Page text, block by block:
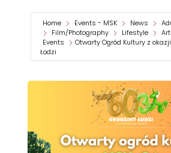
Home Events - MSK News
Film/Photography
Lifestyle Art
Events
Otwarty Ogród Kultury z
Łodzi